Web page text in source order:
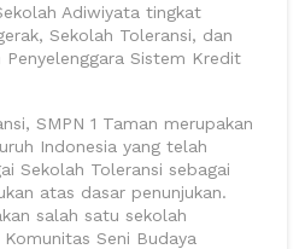
Adiwiyata tingkat
Sekolah Toleransi, dan
Penyelenggara Sistem Kredit
SMPN 1 Taman merupakan
Indonesia yang telah
Sekolah Toleransi sebagai
atas dasar penunjukan.
salah satu sekolah
Seni Budaya